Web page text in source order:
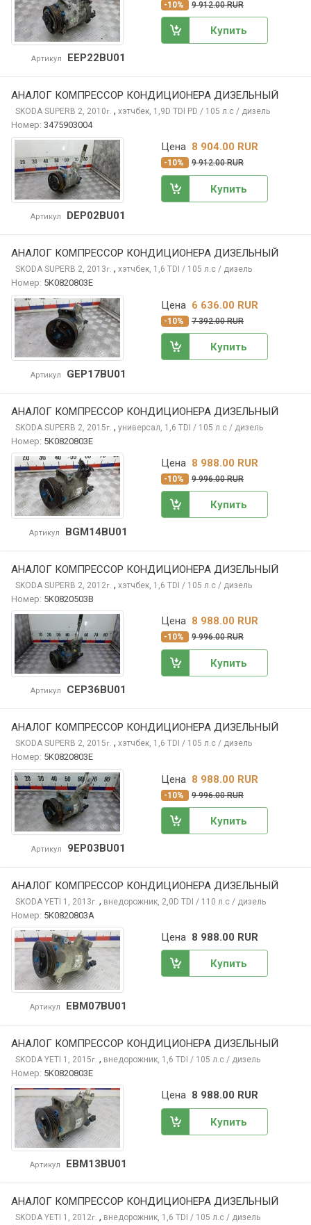
Артикул EEP22BU01
-10% 9 912.00 RUR
Купить
АНАЛОГ КОМПРЕССОР КОНДИЦИОНЕРА ДИЗЕЛЬНЫЙ
SKODA SUPERB 2, 2010г. , хэтчбек, 1,9D TDI PD / 105 л.с / дизель
Номер: 3475903004
Артикул DEP02BU01
Цена 8 904.00 RUR
-10% 9 912.00 RUR
Купить
АНАЛОГ КОМПРЕССОР КОНДИЦИОНЕРА ДИЗЕЛЬНЫЙ
SKODA SUPERB 2, 2013г. , хэтчбек, 1,6 TDI / 105 л.с / дизель
Номер: 5K0820803E
Артикул GEP17BU01
Цена 6 636.00 RUR
-10% 7 392.00 RUR
Купить
АНАЛОГ КОМПРЕССОР КОНДИЦИОНЕРА ДИЗЕЛЬНЫЙ
SKODA SUPERB 2, 2015г. , универсал, 1,6 TDI / 105 л.с / дизель
Номер: 5K0820803E
Артикул BGM14BU01
Цена 8 988.00 RUR
-10% 9 996.00 RUR
Купить
АНАЛОГ КОМПРЕССОР КОНДИЦИОНЕРА ДИЗЕЛЬНЫЙ
SKODA SUPERB 2, 2012г. , хэтчбек, 1,6 TDI / 105 л.с / дизель
Номер: 5K0820503B
Артикул CEP36BU01
Цена 8 988.00 RUR
-10% 9 996.00 RUR
Купить
АНАЛОГ КОМПРЕССОР КОНДИЦИОНЕРА ДИЗЕЛЬНЫЙ
SKODA SUPERB 2, 2015г. , хэтчбек, 1,6 TDI / 105 л.с / дизель
Номер: 5K0820803E
Артикул 9EP03BU01
Цена 8 988.00 RUR
-10% 9 996.00 RUR
Купить
АНАЛОГ КОМПРЕССОР КОНДИЦИОНЕРА ДИЗЕЛЬНЫЙ
SKODA YETI 1, 2013г. , внедорожник, 2,0D TDI / 110 л.с / дизель
Номер: 5K0820803A
Артикул EBM07BU01
Цена 8 988.00 RUR
Купить
АНАЛОГ КОМПРЕССОР КОНДИЦИОНЕРА ДИЗЕЛЬНЫЙ
SKODA YETI 1, 2015г. , внедорожник, 1,6 TDI / 105 л.с / дизель
Номер: 5K0820803E
Артикул EBM13BU01
Цена 8 988.00 RUR
Купить
АНАЛОГ КОМПРЕССОР КОНДИЦИОНЕРА ДИЗЕЛЬНЫЙ
SKODA YETI 1, 2012г. , внедорожник, 1,6 TDI / 105 л.с / дизель